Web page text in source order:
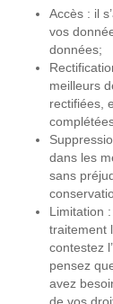
Accès : il
vos
données;
meilleurs
rectifiées,
dans les
sans
Limitation
traitement
contestez
pensez
avez